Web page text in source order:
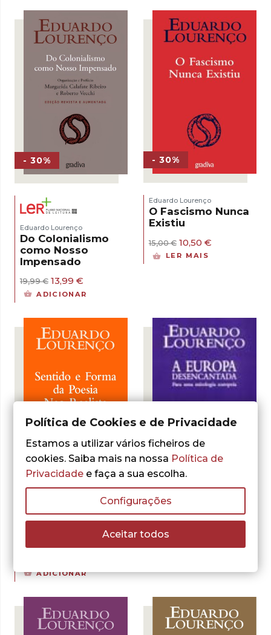
15,00 €.10,50 €.
- 30%
Eduardo Lourenço
Do Colonialismo
como Nosso
Impensado
19,99€ O
preço
19,99 €.
13,99 €
preço
13,99 €.
ADICIONAR
- 30%
Eduardo Lourenço
O Fascismo Nunca
Existiu
15,00€ O
preço
10,50 €O
LER MAIS
Sentido e Forma
preço
original
15,00 €.
preço
atual
10,50 €.
ADICIONAR
Eduardo Lourenço
A Europa
Desencantada
15,00€ O
era:
10,50€O
é:
Política de Cookies e de Privacidade
Estamos a utilizar vários ficheiros de
cookies. Saiba mais na nossa Política de
Privacidade e faça a sua escolha.
Configurações
Aceitar todos